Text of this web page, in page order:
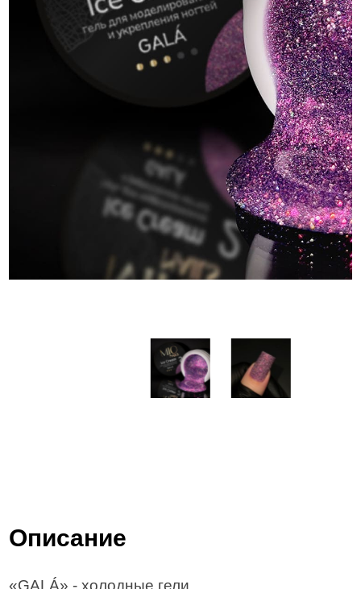
Описание
«GALÁ» - холодные гели,